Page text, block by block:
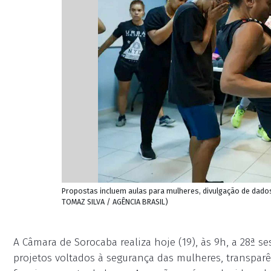
Propostas incluem aulas para mulheres, divulgação de
TOMAZ SILVA / AGÊNCIA BRASIL)
A Câmara de Sorocaba realiza hoje (19), às 9h, a 28ª
projetos voltados à segurança das mulheres,